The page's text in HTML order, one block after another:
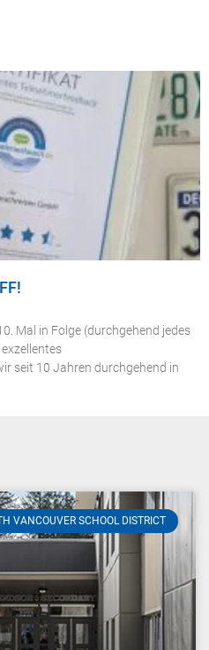
Mal in Folge (durchgehend jedes
seit 10 Jahren durchgehend in
VANCOUVER SCHOOL DISTRICT